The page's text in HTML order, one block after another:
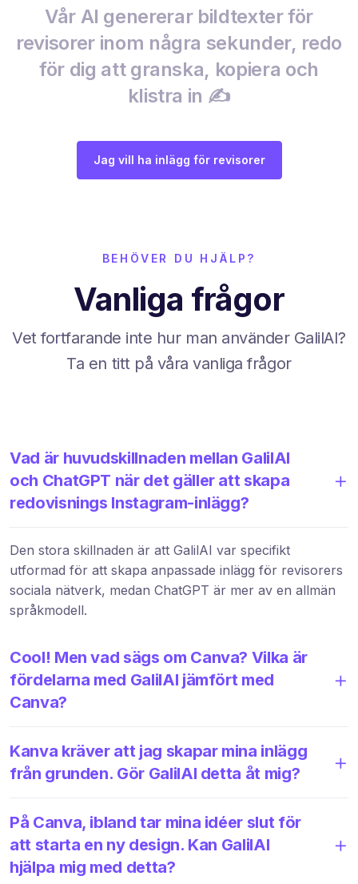
Vår AI genererar bildtexter för
revisorer inom några sekunder, redo
för dig att granska, kopiera och
klistra in ✍️
Jag vill ha inlägg för revisorer
BEHÖVER DU HJÄLP?
Vanliga frågor
Vet fortfarande inte hur man använder GalilAI?
Ta en titt på våra vanliga frågor
Vad är huvudskillnaden mellan GalilAI
och ChatGPT när det gäller att skapa
redovisnings Instagram-inlägg?
Den stora skillnaden är att GalilAI var specifikt
utformad för att skapa anpassade inlägg för revisorers
sociala nätverk, medan ChatGPT är mer av en allmän
språkmodell.
Cool! Men vad sägs om Canva? Vilka är
fördelarna med GalilAI jämfört med
Canva?
Kanva kräver att jag skapar mina inlägg
från grunden. Gör GalilAI detta åt mig?
På Canva, ibland tar mina idéer slut för
att starta en ny design. Kan GalilAI
hjälpa mig med detta?